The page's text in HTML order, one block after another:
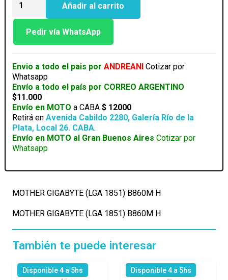
GIGABYTE
(LGA
1851)
Añadir al carrito
Pedir vía WhatsApp
Envio a todo el pais por ANDREANI Cotizar por
Whatsapp
Envío a todo el país por CORREO ARGENTINO
$11.000
Envío en MOTO a CABA$ 12000
Retirá enAvenida Cabildo 2280, Galería Río de la
Plata, Local 26. CABA.
Envío en MOTO al Gran Buenos Aires Cotizar por
Whatsapp
MOTHER GIGABYTE (LGA 1851) B860M H
MOTHER GIGABYTE (LGA 1851) B860M H
También te puede interesar
Disponible 4 a 5hs Disponible 4 a 5hs